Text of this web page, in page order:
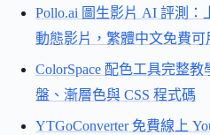
Pollo.ai 圖生影片 AI 評測：
動態影片，繁體中文免費可
ColorSpace 配色工具完整
盤、漸層色與 CSS 程式碼
YTGoConverter 免費線上